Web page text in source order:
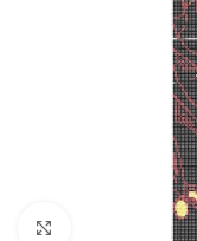
Click to enlarge